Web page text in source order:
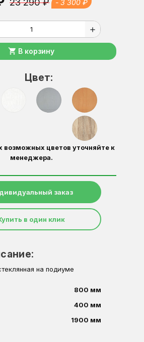
- 3 300 ₽
add
shopping_cart В корзину
Цвет:
возможных цветов уточняйте к
менеджера.
заказ
в один клик
на подиуме
800 мм
400 мм
1900 мм